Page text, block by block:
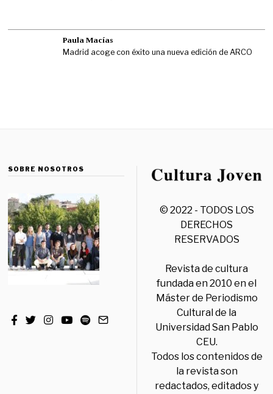
Paula Macías
Madrid acoge con éxito una nueva edición de ARCO
SOBRE NOSOTROS
© 2022 - TODOS LOS
DERECHOS
RESERVADOS
Revista de cultura
fundada en 2010 en el
Máster de Periodismo
Cultural de la
Universidad San Pablo
CEU.
Todos los contenidos de
la revista son
redactados, editados y